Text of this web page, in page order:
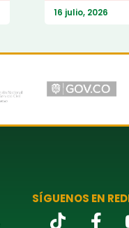
16 julio, 2026
SÍGUENOS EN